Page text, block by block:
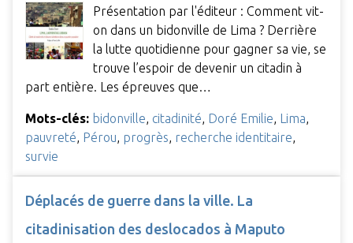
Présentation par l'éditeur : Comment vit-
on dans un bidonville de Lima ? Derrière
la lutte quotidienne pour gagner sa vie, se
trouve l’espoir de devenir un citadin à
part entière. Les épreuves que…
Mots-clés: bidonville, citadinité, Doré Emilie, Lima,
pauvreté, Pérou, progrès, recherche identitaire,
survie
Déplacés de guerre dans la ville. La
citadinisation des deslocados à Maputo